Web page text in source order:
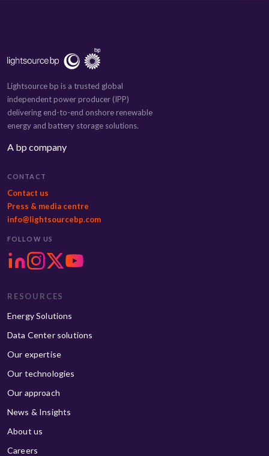
Lightsource bp is a trusted global
independent power producer (IPP)
delivering end-to-end onshore renewable
energy and battery storage solutions.
A bp company
CONTACT
Contact us
Press & media centre
info@lightsourcebp.com
FOLLOW US
RESOURCES
Energy Solutions
Data Center solutions
Our expertise
Our technologies
Our approach
News & Insights
About us
Careers